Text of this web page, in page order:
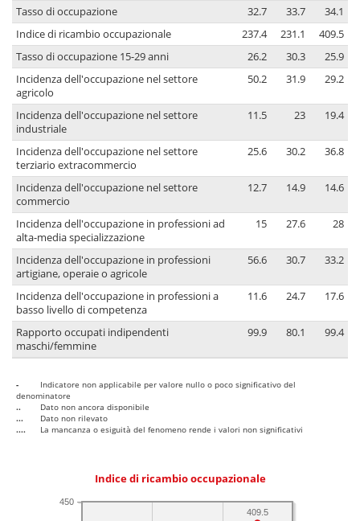
Tasso di occupazione
32.7 33.7
34.1
Indice di ricambio occupazionale
237.4 231.1
409.5
Tasso di occupazione 15-29 anni
26.2 30.3
25.9
Incidenza dell'occupazione nel settore
agricolo
50.2 31.9 29.2
Incidenza dell'occupazione nel settore
industriale
11.5 23 19.4
Incidenza dell'occupazione nel settore
terziario extracommercio
25.6 30.2 36.8
Incidenza dell'occupazione nel settore
commercio
12.7 14.9 14.6
Incidenza dell'occupazione in professioni ad
alta-media specializzazione
15 27.6 28
Incidenza dell'occupazione in professioni
artigiane, operaie o agricole
56.6 30.7 33.2
Incidenza dell'occupazione in professioni a
basso livello di competenza
11.6 24.7 17.6
Rapporto occupati indipendenti
maschi/femmine
99.9 80.1 99.4
-
Indicatore non applicabile per valore nullo o poco significativo del
denominatore
..
Dato non ancora disponibile
...
Dato non rilevato
....
La mancanza o esiguità del fenomeno rende i valori non significativi
Indice di ricambio occupazionale
450
409.5